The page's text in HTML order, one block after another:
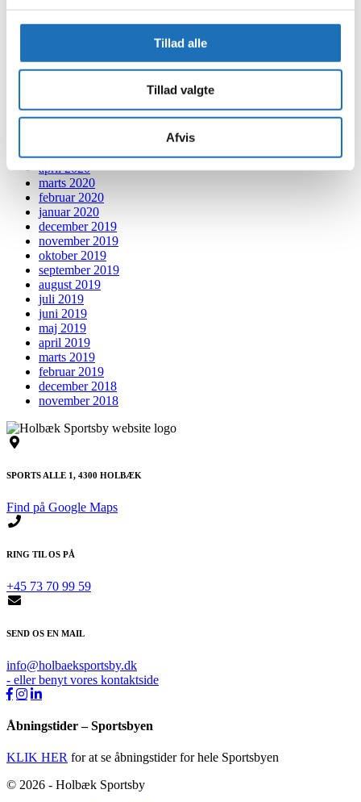
Tillad alle
Tillad valgte
Afvis
marts 2021
februar 2021
november 2020
august 2020
maj 2020
april 2020
marts 2020
februar 2020
januar 2020
december 2019
november 2019
oktober 2019
september 2019
august 2019
juli 2019
juni 2019
maj 2019
april 2019
marts 2019
februar 2019
december 2018
november 2018
SPORTS ALLE 1, 4300 HOLBÆK
Find på Google Maps
RING TIL OS PÅ
+45 73 70 99 59
SEND OS EN MAIL
info@holbaeksportsby.dk
- eller benyt vores kontaktside
Åbningstider – Sportsbyen
KLIK HER for at se åbningstider for hele Sportsbyen
© 2026 - Holbæk Sportsby